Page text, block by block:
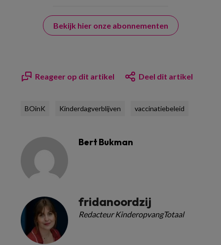
Bekijk hier onze abonnementen
Reageer op dit artikel Deel dit artikel
BOinK Kinderdagverblijven vaccinatiebeleid
Bert Bukman
fridanoordzij
Redacteur KinderopvangTotaal